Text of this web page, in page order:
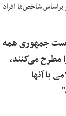
شاخص‌ها افراد
جمهوری همه
مطرح می‌کنند،
با آنها